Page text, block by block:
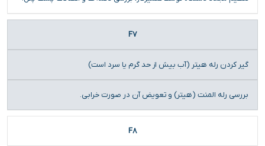
F7
گیر کردن رله هیتر (آب بیش از حد گرم یا سرد است)
بررسی رله المنت (هیتر) و تعویض آن در صورت خرابی.
F8